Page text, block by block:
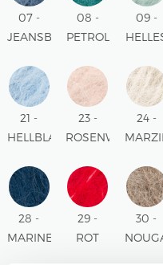
07 -
JEANSBLAU
COLOUR
08 -
PETROL
COLOUR
09 -
UNI
21 -
HELLBLAU
23 -
ROSENWASSER
COLOUR
24 -
28 -
MARINEBLAU
29 -
ROT
30 -